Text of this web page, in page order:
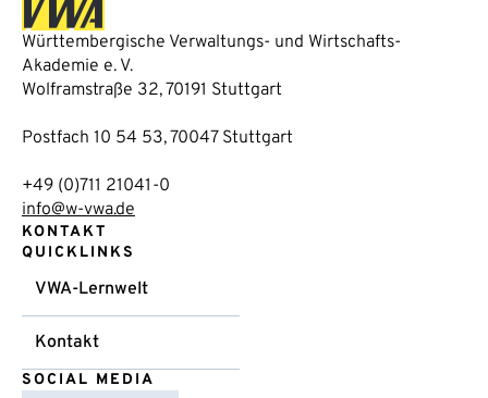
Württembergische Verwaltungs- und Wirtschafts-
Akademie e. V.
Wolframstraße 32, 70191 Stuttgart
Postfach 10 54 53, 70047 Stuttgart
+49 (0)711 21041-0
info@w-vwa.de
KONTAKT
QUICKLINKS
VWA-Lernwelt
Kontakt
SOCIAL MEDIA